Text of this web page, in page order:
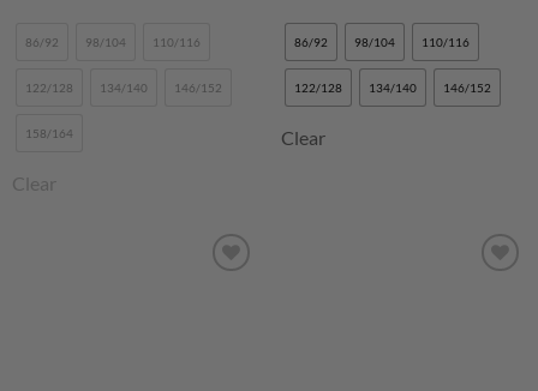
/ 5
86/92 98/104 110/116
122/128 134/140 146/152
158/164
Clear
tuotteesta:5
/ 5
86/92 98/104 110/116
122/128 134/140 146/152
Clear